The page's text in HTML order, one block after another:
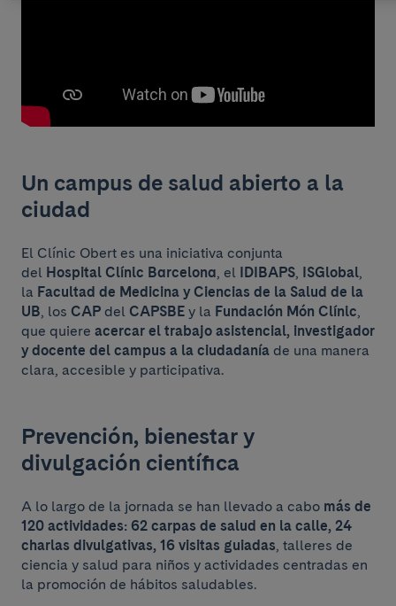
Un campus de salud abierto a la
ciudad
El Clínic Obert es una iniciativa conjunta
del Hospital Clínic Barcelona , el IDIBAPS ISGlobal
la Facultad de Medicina y Ciencias de la Salud de la
UB , los CAP del CAPSBE y la Fundación Món Clínic
que quiere acercar el trabajo asistencial, investigador
y docente del campus a la ciudadanía de una manera
clara, accesible y participativa.
Prevención, bienestar y
divulgación científica
A lo largo de la jornada se han llevado a cabo más de
120 actividades: 62 carpas de salud en la calle, 24
charlas divulgativas, 16 visitas guiadas , talleres de
ciencia y salud para niños y actividades centradas en
la promoción de hábitos saludables.